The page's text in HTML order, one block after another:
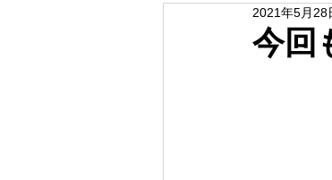
強還元・無煙還元
今回
2021年5月28